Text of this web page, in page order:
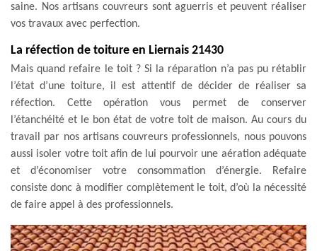
saine. Nos artisans couvreurs sont aguerris et peuvent réaliser
vos travaux avec perfection.
La réfection de toiture en Liernais 21430
Mais quand refaire le toit ? Si la réparation n’a pas pu rétablir
l’état d’une toiture, il est attentif de décider de réaliser sa
réfection. Cette opération vous permet de conserver
l’étanchéité et le bon état de votre toit de maison. Au cours du
travail par nos artisans couvreurs professionnels, nous pouvons
aussi isoler votre toit afin de lui pourvoir une aération adéquate
et d’économiser votre consommation d’énergie. Refaire
consiste donc à modifier complètement le toit, d’où la nécessité
de faire appel à des professionnels.